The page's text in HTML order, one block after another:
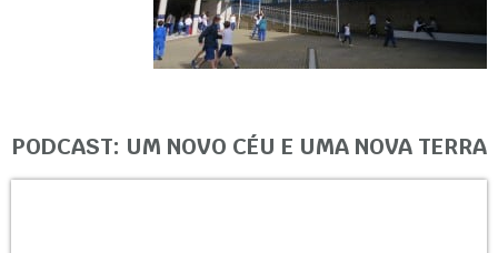
PODCAST: UM NOVO CÉU E UMA NOVA TERRA